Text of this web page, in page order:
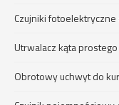
Czujniki
Utrwalacz kąta prostego
Obrotowy uchwyt do